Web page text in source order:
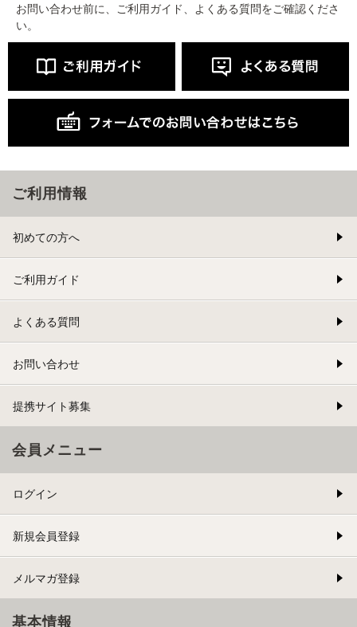
お問い合わせ前に、ご利用ガイド、よくある質問をご確認くださ
い。
ご利用情報
初めての方へ
ご利用ガイド
よくある質問
お問い合わせ
提携サイト募集
会員メニュー
ログイン
新規会員登録
メルマガ登録
基本情報